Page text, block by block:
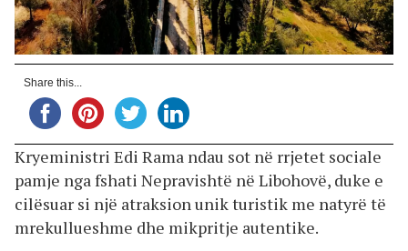
Share this...
Kryeministri Edi Rama ndau sot në rrjetet sociale
pamje nga fshati Nepravishtë në Libohovë, duke e
cilësuar si një atraksion unik turistik me natyrë të
mrekullueshme dhe mikpritje autentike.